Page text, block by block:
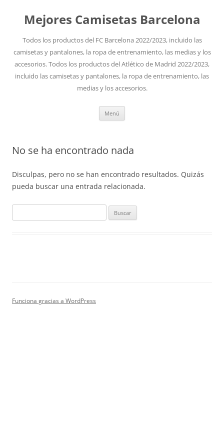
Mejores Camisetas Barcelona
Todos los productos del FC Barcelona 2022/2023, incluido las
camisetas y pantalones, la ropa de entrenamiento, las medias y los
accesorios. Todos los productos del Atlético de Madrid 2022/2023,
incluido las camisetas y pantalones, la ropa de entrenamiento, las
medias y los accesorios.
Menú
No se ha encontrado nada
Disculpas, pero no se han encontrado resultados. Quizás
pueda buscar una entrada relacionada.
Funciona gracias a WordPress